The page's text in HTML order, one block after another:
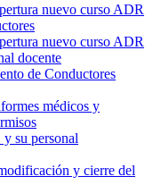
nuevo curso ADR
nuevo curso ADR
docente
de Conductores
médicos y
su personal
y cierre del